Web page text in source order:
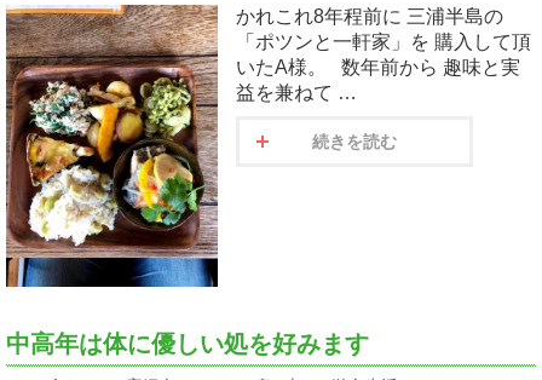
かれこれ8年程前に 三浦半島の
「ポツンと一軒家」を 購入して頂
いたA様。 数年前から 趣味と実
益を兼ねて …
続きを読む
中高年は体に優しい処を好みます